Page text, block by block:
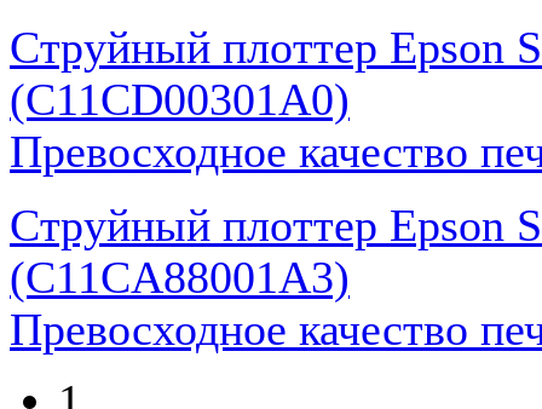
Струйный плоттер Epson
(C11CD00301A0)
Превосходное качество
Струйный плоттер Epson
(C11CA88001A3)
Превосходное качество